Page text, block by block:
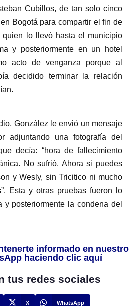
Cubillos, de tan solo cinco
Bogotá para compartir el fin de
quien lo llevó hasta el municipio
y posteriormente en un hotel
acto de venganza porque al
decidido terminar la relación
González le envió un mensaje
adjuntando una fotografía del
decía: “hora de fallecimiento
No sufrió. Ahora si puedes
y Wesly, sin Tricitico ni mucho
Esta y otras pruebas fueron lo
y posteriormente la condena del
informado en nuestro
haciendo clic aquí
tus redes sociales
X WhatsApp